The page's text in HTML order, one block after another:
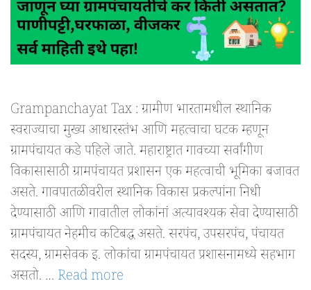
Grampanchayat Tax : ग्रामीण भारतामधील स्थानिक
स्वराज्याचा मुख्य आधारस्तंभ आणि महत्वाचा घटक म्हणून
ग्रामपंचायत कडे पहिले जाते. महाराष्ट्रात गावच्या सर्वांगीण
विकासासाठी ग्रामपंचायत प्रशासन एक महत्वाची भूमिका बजावत
असते. गावपातळीवरील स्थानिक विकास प्रकल्पांना निधी
देण्यासाठी आणि गावातील लोकांनां अत्यावश्यक सेवा देण्यासाठी
ग्रामपंचायत नेहमीच कटिबद्ध असते. सरपंच, उपसरपंच, पंचायत
सदस्य, ग्रामसेवक इ. लोकांचा ग्रामपंचायत प्रशासनामध्ये सहभाग
असतो. … Read more